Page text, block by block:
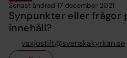
Senast ändrad 17 december 2021
Synpunkter eller frågor
innehåll?
vaxjostift@svenskakyrkan.se